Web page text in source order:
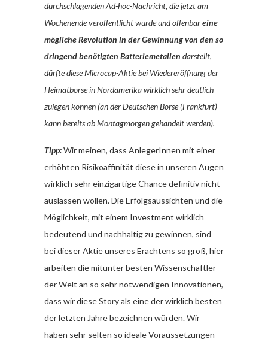
durchschlagenden Ad-hoc-Nachricht, die jetzt am
Wochenende veröffentlicht wurde und offenbareine
mögliche Revolution in der Gewinnung von den so
dringend benötigten Batteriemetallen darstellt,
dürfte diese Microcap-Aktie bei Wiedereröffnung der
Heimatbörse in Nordamerika wirklich sehr deutlich
zulegen können (an der Deutschen Börse (Frankfurt)
kann bereits ab Montagmorgen gehandelt werden).
Tipp:Wir meinen, dass AnlegerInnen mit einer
erhöhten Risikoaffinität diese in unseren Augen
wirklich sehr einzigartige Chance definitiv nicht
auslassen wollen. Die Erfolgsaussichten und die
Möglichkeit, mit einem Investment wirklich
bedeutend und nachhaltig zu gewinnen, sind
bei dieser Aktie unseres Erachtens so groß, hier
arbeiten die mitunter besten Wissenschaftler
der Welt an so sehr notwendigen Innovationen,
dass wir diese Story als eine der wirklich besten
der letzten Jahre bezeichnen würden. Wir
haben sehr selten so ideale Voraussetzungen